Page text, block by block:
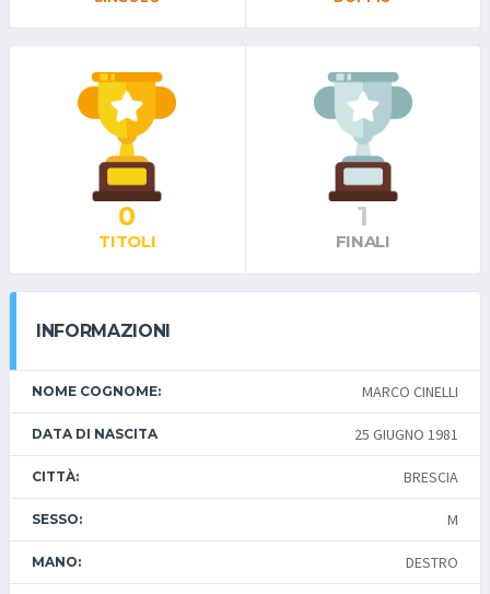
0
TITOLI
1
FINALI
INFORMAZIONI
NOME COGNOME: MARCO CINELLI
DATA DI NASCITA 25 GIUGNO 1981
CITTÀ: BRESCIA
SESSO: M
MANO: DESTRO